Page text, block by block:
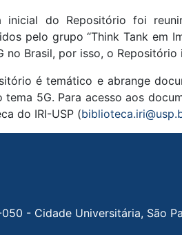
inicial do Repositório foi
pelo grupo “Think Tank em
no Brasil, por isso, o
é temático e abrange
tema 5G. Para acesso aos
do IRI-USP (
- Cidade Universitária, São